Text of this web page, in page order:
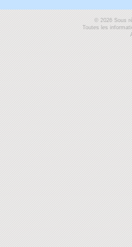
© 2026 Sous
Toutes les